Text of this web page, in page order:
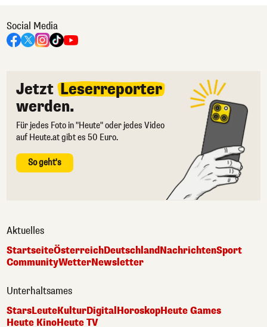
Social Media
Jetzt Leserreporter
werden.
Für jedes Foto in "Heute" oder jedes Video
auf Heute.at gibt es 50 Euro.
So geht's
Aktuelles
StartseiteÖsterreichDeutschlandNachrichtenSport
CommunityWetterNewsletter
Unterhaltsames
StarsLeuteKulturDigital HoroskopHeute Games
Heute KinoHeute TV